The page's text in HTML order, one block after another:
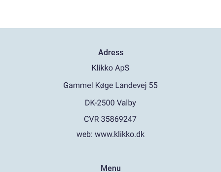
Adress
web: www.klikko.dk
Menu